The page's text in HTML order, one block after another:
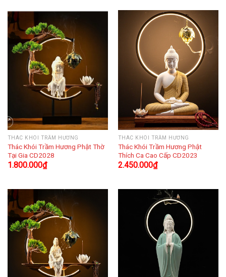
THÁC KHÓI TRẦM HƯƠNG
Thác Khói Trầm Hương Phật Thờ
Tại Gia CD2028
1.800.000₫
THÁC KHÓI TRẦM HƯƠNG
Thác Khói Trầm Hương Phật
Thích Ca Cao Cấp CD2023
2.450.000₫